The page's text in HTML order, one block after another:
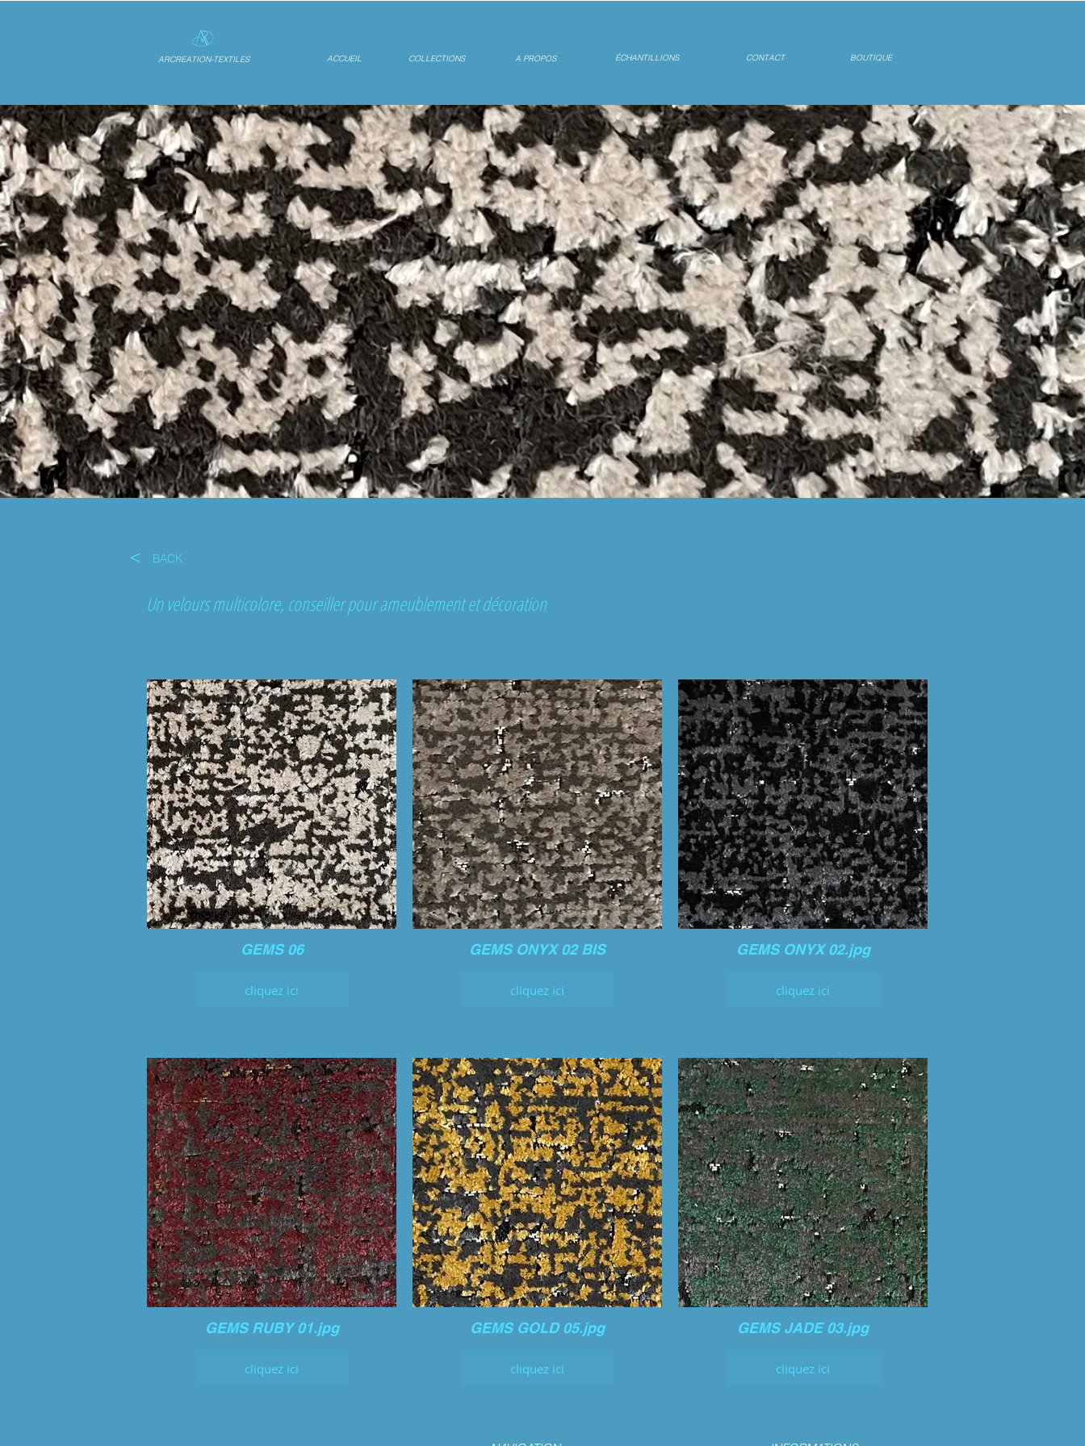
ARCREATION-TEXTILES ACCUEIL COLLECTIONS A PROPOS ÉCHANTILLIONS CONTACT BOUTIQUE
< BACK
Un velours multicolore, conseiller pour ameublement et décoration
GEMS 06
cliquez ici
GEMS ONYX 02 BIS
cliquez ici
GEMS ONYX 02.jpg
cliquez ici
GEMS RUBY 01.jpg
cliquez ici
GEMS GOLD 05.jpg
cliquez ici
GEMS JADE 03.jpg
cliquez ici